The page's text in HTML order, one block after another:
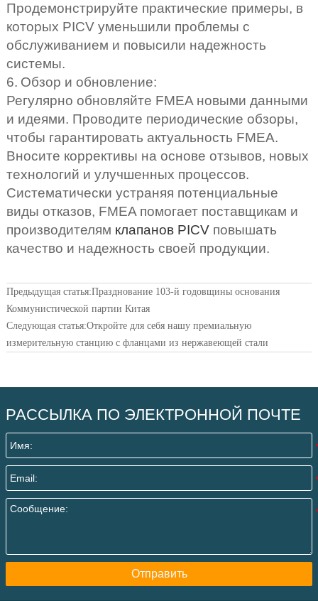
Продемонстрируйте практические примеры, в
которых PICV уменьшили проблемы с
обслуживанием и повысили надежность
системы.
6. Обзор и обновление:
Регулярно обновляйте FMEA новыми данными
и идеями. Проводите периодические обзоры,
чтобы гарантировать актуальность FMEA.
Вносите коррективы на основе отзывов, новых
технологий и улучшенных процессов.
Систематически устраняя потенциальные
виды отказов, FMEA помогает поставщикам и
производителям клапанов PICVповышать
качество и надежность своей продукции.
Предыдущая статья:Празднование 103-й годовщины основания
Коммунистической партии Китая
Следующая статья:Откройте для себя нашу премиальную
измерительную станцию с фланцами из нержавеющей стали
РАССЫЛКА ПО ЭЛЕКТРОННОЙ ПОЧТЕ
Отправить